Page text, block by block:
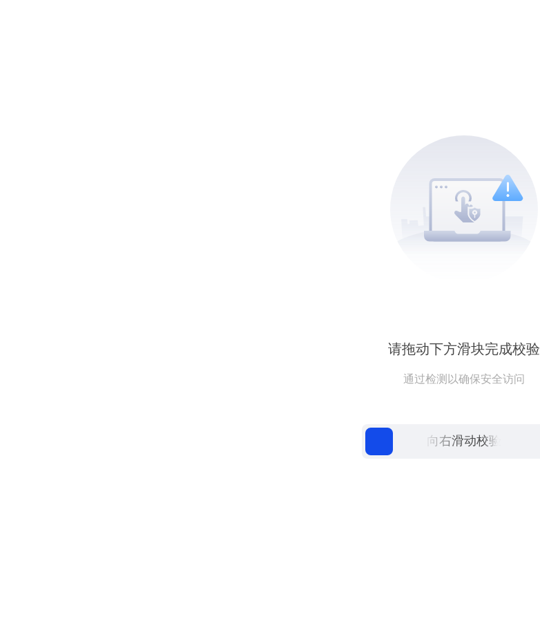
请拖动下方滑块完成校验
通过检测以确保安全访问